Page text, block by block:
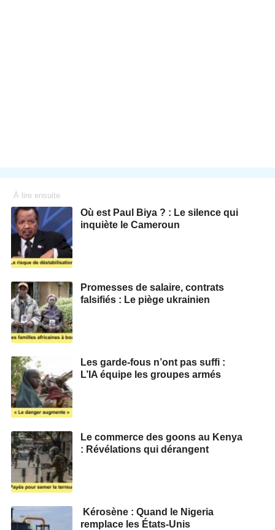
À lire ensuite
Où est Paul Biya ? : Le silence qui
inquiète le Cameroun
Promesses de salaire, contrats
falsifiés : Le piège ukrainien
Les garde-fous n’ont pas suffi :
L’IA équipe les groupes armés
Le commerce des goons au Kenya
: Révélations qui dérangent
Kérosène : Quand le Nigeria
remplace les États-Unis